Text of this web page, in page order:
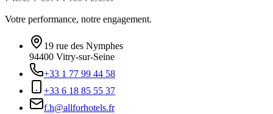
Votre performance, notre engagement.
19 rue des Nymphes
94400 Vitry-sur-Seine
+33 1 77 99 44 58
+33 6 18 85 55 37
f.h@allforhotels.fr